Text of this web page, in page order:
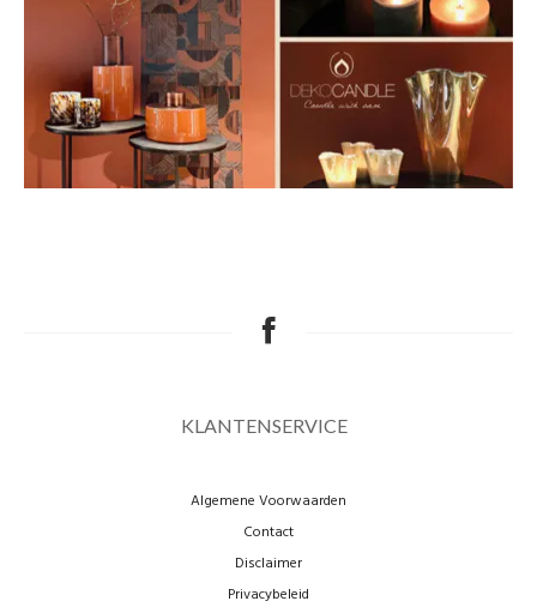
KLANTENSERVICE
Algemene Voorwaarden
Contact
Disclaimer
Privacybeleid